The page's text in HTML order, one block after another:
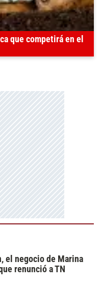
que competirá en el
el negocio de Marina
renunció a TN